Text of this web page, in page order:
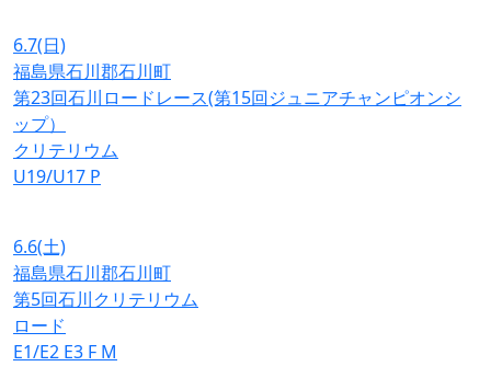
6.7(日)
福島県石川郡石川町
第23回石川ロードレース(第15回ジュニアチャンピオンシ
ップ）
クリテリウム
U19/U17 P
6.6(土)
福島県石川郡石川町
第5回石川クリテリウム
ロード
E1/E2 E3 F M